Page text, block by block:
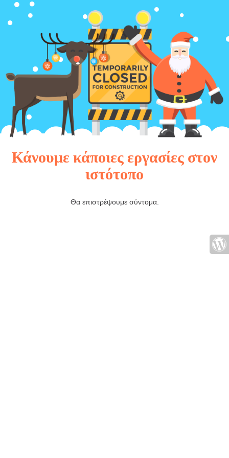
Κάνουμε κάποιες εργασίες στον
ιστότοπο
Θα επιστρέψουμε σύντομα.